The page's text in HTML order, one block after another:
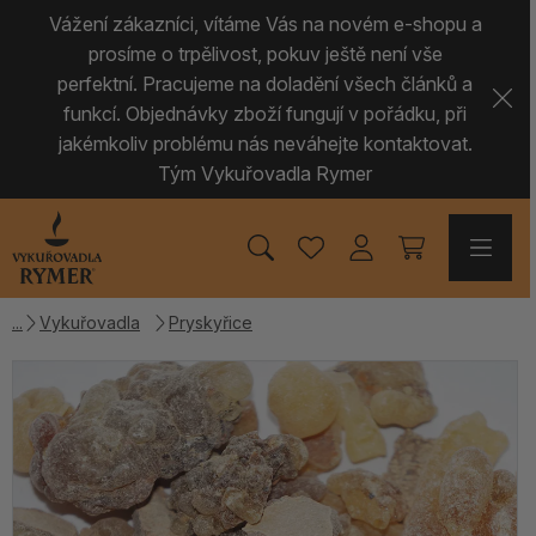
Vážení zákazníci, vítáme Vás na novém e-shopu a
prosíme o trpělivost, pokuv ještě není vše
perfektní. Pracujeme na doladění všech článků a
funkcí. Objednávky zboží fungují v pořádku, při
jakémkoliv problému nás neváhejte kontaktovat.
Tým Vykuřovadla Rymer
Vykuřovadla Pryskyřice